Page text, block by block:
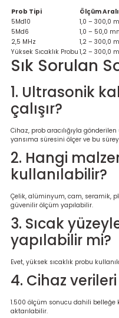
Prob Tipi
Ölçüm
5Md10
1,0 – 300,0
5Md6
1,0 – 50,0
2,5 MHz
1,2 – 300,0
Yüksek Sıcaklık Probu 1,2 – 300,0
Sık Sorulan
1. Ultrasonik
çalışır?
Cihaz, prob aracılığıyla
yansıma süresini ölçer ve bu
2. Hangi
kullanılabilir?
Çelik, alüminyum, cam, seramik,
güvenilir ölçüm yapılabilir.
3. Sıcak
yapılabilir mi?
Evet, yüksek sıcaklık probu
4. Cihaz
1.500 ölçüm sonucu dahili belleğe
aktarılabilir.